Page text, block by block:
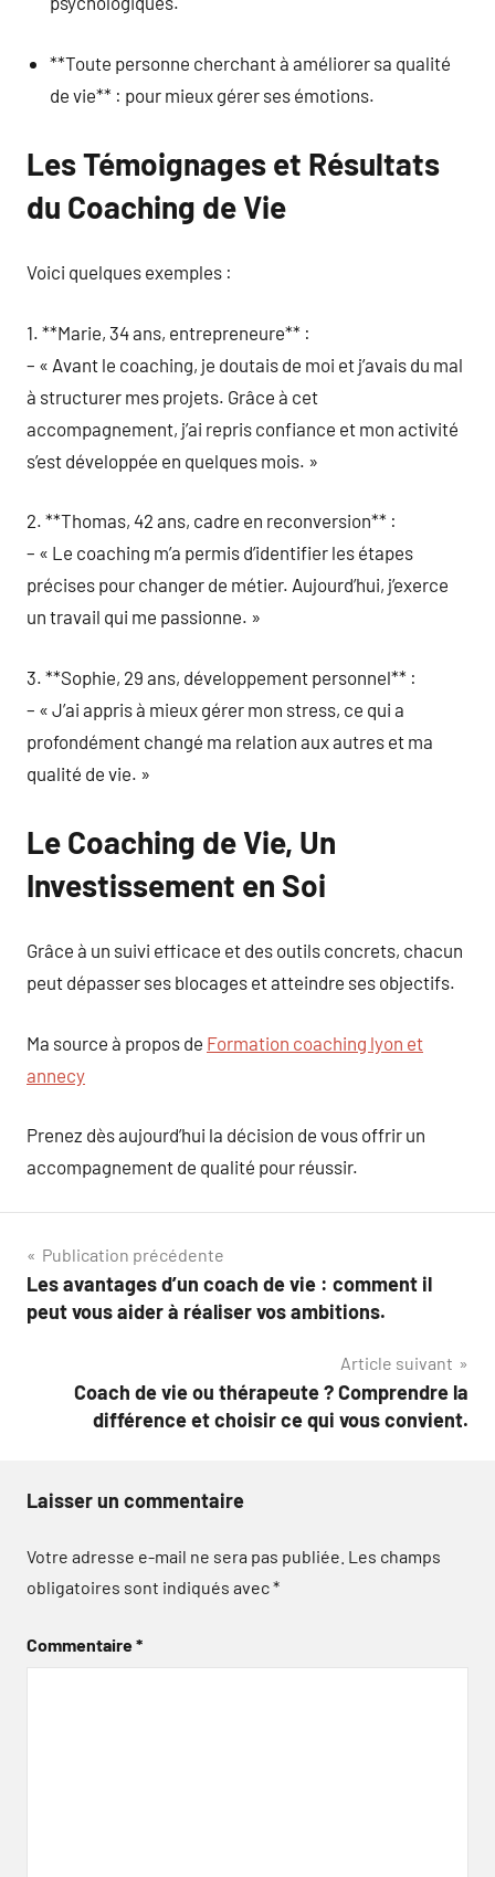
**Toute personne cherchant à améliorer sa qualité
de vie** : pour mieux gérer ses émotions.
Les Témoignages et Résultats
du Coaching de Vie
Voici quelques exemples :
1. **Marie, 34 ans, entrepreneure** :
– « Avant le coaching, je doutais de moi et j’avais du mal
à structurer mes projets. Grâce à cet
accompagnement, j’ai repris confiance et mon activité
s’est développée en quelques mois. »
2. **Thomas, 42 ans, cadre en reconversion** :
– « Le coaching m’a permis d’identifier les étapes
précises pour changer de métier. Aujourd’hui, j’exerce
un travail qui me passionne. »
3. **Sophie, 29 ans, développement personnel** :
– « J’ai appris à mieux gérer mon stress, ce qui a
profondément changé ma relation aux autres et ma
qualité de vie. »
Le Coaching de Vie, Un
Investissement en Soi
Grâce à un suivi efficace et des outils concrets, chacun
peut dépasser ses blocages et atteindre ses objectifs.
Ma source à propos de Formation coaching lyon et
annecy
Prenez dès aujourd’hui la décision de vous offrir un
accompagnement de qualité pour réussir.
Navigation
de
Publication précédente
Les avantages d’un coach de vie : comment il
peut vous aider à réaliser vos ambitions.
Article suivant
Coach de vie ou thérapeute ? Comprendre la
différence et choisir ce qui vous convient.
Laisser un commentaire
Votre adresse e-mail ne sera pas publiée. Les champs
obligatoires sont indiqués avec*
Commentaire*